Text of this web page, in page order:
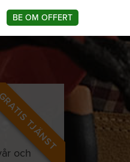
BE OM OFFERT
TJÄNST
och